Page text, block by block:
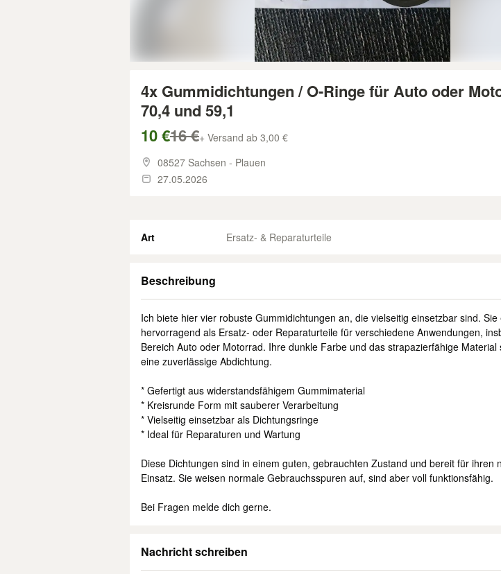
4x Gummidichtungen / O-Ringe für Auto oder
70,4 und 59,1
10 €16 €+ Versand ab 3,00 €
08527 Sachsen - Plauen
27.05.2026
Art Ersatz- & Reparaturteile
Beschreibung
Ich biete hier vier robuste Gummidichtungen an, die vielseitig einsetzbar sind. Sie
hervorragend als Ersatz- oder Reparaturteile für verschiedene Anwendungen,
Bereich Auto oder Motorrad. Ihre dunkle Farbe und das strapazierfähige Material
eine zuverlässige Abdichtung.
* Gefertigt aus widerstandsfähigem Gummimaterial
* Kreisrunde Form mit sauberer Verarbeitung
* Vielseitig einsetzbar als Dichtungsringe
* Ideal für Reparaturen und Wartung
Diese Dichtungen sind in einem guten, gebrauchten Zustand und bereit für ihren
Einsatz. Sie weisen normale Gebrauchsspuren auf, sind aber voll funktionsfähig.
Bei Fragen melde dich gerne.
Nachricht schreiben